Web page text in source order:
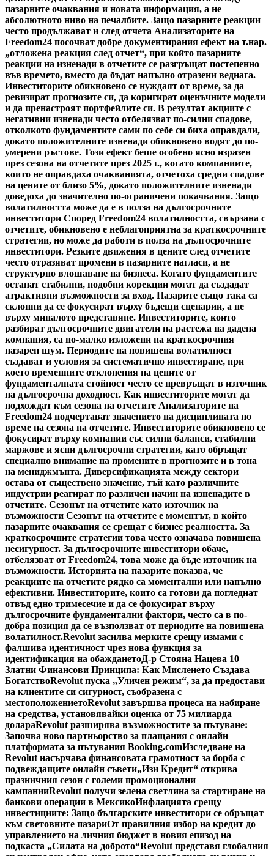
пазарните очаквания и новата информация, а не
абсолютното ниво на печалбите. Защо пазарните реакции
често продължават и след отчета Анализаторите на
Freedom24 посочват добре документирания ефект на т.нар.
„отложена реакция след отчет“, при който пазарните
реакции на изненади в отчетите се разгръщат постепенно
във времето, вместо да бъдат напълно отразени веднага.
Инвеститорите обикновено се нуждаят от време, за да
ревизират прогнозите си, да коригират оценъчните модели
и да пренастроят портфейлите си. В резултат акциите с
негативни изненади често отбелязват по-силни спадове,
отколкото фундаментите сами по себе си биха оправдали,
докато положителните изненади обикновено водят до по-
умерени ръстове. Този ефект беше особено ясно изразен
през сезона на отчетите през 2025 г., когато компаниите,
които не оправдаха очакванията, отчетоха средни спадове
на цените от близо 5%, докато положителните изненади
доведоха до значително по-ограничени покачвания. Защо
волатилността може да е в полза на дългосрочните
инвеститори Според Freedom24 волатилността, свързана с
отчетите, обикновено е неблагоприятна за краткосрочните
стратегии, но може да работи в полза на дългосрочните
инвеститори. Резките движения в цените след отчетите
често отразяват промени в пазарните нагласи, а не
структурно влошаване на бизнеса. Когато фундаментите
останат стабилни, подобни корекции могат да създадат
атрактивни възможности за вход. Пазарите също така са
склонни да се фокусират върху бъдещи сценарии, а не
върху миналото представяне. Инвеститорите, които
разбират дългосрочните двигатели на растежа на дадена
компания, са по-малко изложени на краткосрочния
пазарен шум. Периодите на повишена волатилност
създават и условия за систематично инвестиране, при
което временните отклонения на цените от
фундаменталната стойност често се превръщат в източник
на дългосрочна доходност. Как инвеститорите могат да
подхождат към сезона на отчетите Анализаторите на
Freedom24 подчертават значението на дисциплината по
време на сезона на отчетите. Инвеститорите обикновено се
фокусират върху компании със силни баланси, стабилни
маржове и ясни дългосрочни стратегии, като обръщат
специално внимание на промените в прогнозите и в тона
на мениджмънта. Диверсификацията между сектори
остава от съществено значение, тъй като различните
индустрии реагират по различен начин на изненадите в
отчетите. Сезонът на отчетите като източник на
възможности Сезонът на отчетите е моментът, в който
пазарните очаквания се срещат с бизнес реалността. За
краткосрочните стратегии това често означава повишена
несигурност. За дългосрочните инвеститори обаче,
отбелязват от Freedom24, това може да бъде източник на
възможности. Историята на пазарите показва, че
реакциите на отчетите рядко са моментални или напълно
ефективни. Инвеститорите, които са готови да погледнат
отвъд едно тримесечие и да се фокусират върху
дългосрочните фундаментални фактори, често са в по-
добра позиция да се възползват от периодите на повишена
волатилност.Revolut засилва мерките срещу измами с
фалшива идентичност чрез нова функция за
идентификация на обажданетоД-р Стояна Нацева 10
Златни Финансови Принципа: Как Мисленето Създава
БогатствоRevolut пуска „Уличен режим“, за да предостави
на клиентите си сигурност, съобразена с
местоположениетоRevolut завършва процеса на набиране
на средства, установявайки оценка от 75 милиарда
долараRevolut разширява възможностите за пътуване:
Започва ново партньорство за плащания с онлайн
платформата за пътувания Booking.comИзследване на
Revolut насърчава финансовата грамотност за борба с
подвеждащите онлайн съвети„Изи Кредит“ открива
празничния сезон с големи промоционални
кампанииRevolut получи зелена светлина за стартиране на
банкови операции в МексикоИнфлацията срещу
инвестициите: Защо българските инвеститори се обръщат
към световните пазариОт правилния избор на кредит до
управлението на личния бюджет в новия епизод на
подкаста „Силата на доброто“Revolut представя глобалния